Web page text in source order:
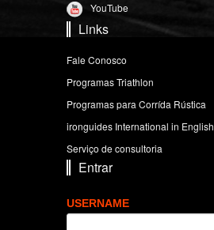
YouTube
Links
Fale Conosco
Programas Triathlon
Programas para Corrída Rústica
ironguides International in English
Serviço de consultoria
Entrar
USERNAME